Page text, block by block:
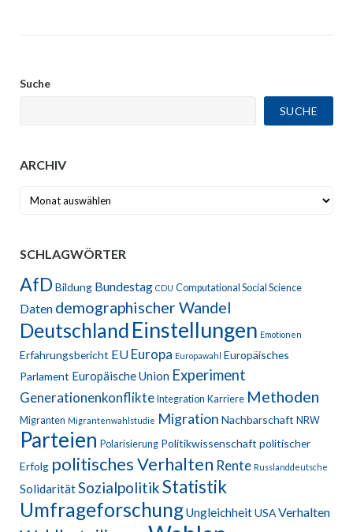
Suche
SUCHE
ARCHIV
Archiv
SCHLAGWÖRTER
AfDBildung Bundestag CDU Computational Social Science
Daten demographischer Wandel
Deutschland Einstellungen Emotionen
Erfahrungsbericht EU Europa Europawahl Europäisches
Parlament Europäische Union Experiment
Generationenkonflikte Integration Karriere Methoden
Migranten Migrantenwahlstudie Migration Nachbarschaft NRW
Parteien Polarisierung Politikwissenschaft politischer
Erfolg politisches Verhalten Rente Russlanddeutsche
SolidaritätSozialpolitikStatistik
UmfrageforschungUngleichheitUSAVerhalten